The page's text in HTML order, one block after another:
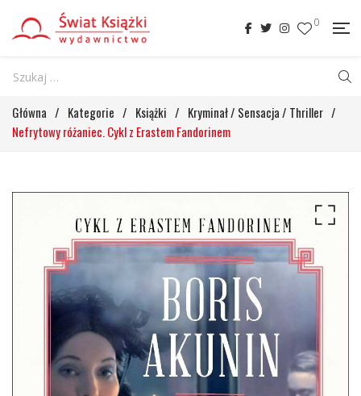
0
Główna / Kategorie / Książki / Kryminał / Sensacja / Thriller /
Nefrytowy różaniec. Cykl z Erastem Fandorinem